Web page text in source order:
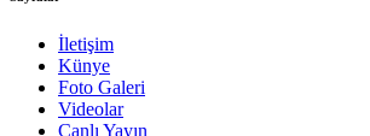
İletişim
Künye
Foto Galeri
Videolar
Canlı Yayın